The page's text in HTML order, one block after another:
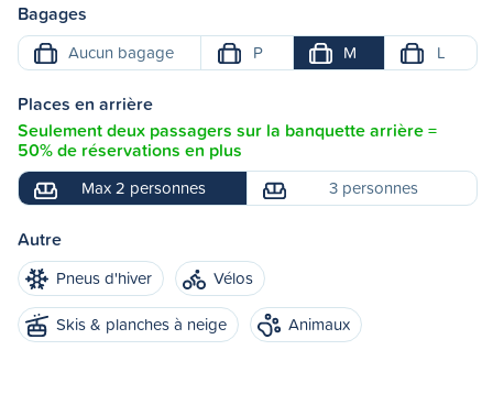
Bagages
Aucun bagage P M L
Places en arrière
Seulement deux passagers sur la banquette arrière =
50% de réservations en plus
Max 2 personnes 3 personnes
Autre
Pneus d'hiver
Vélos
Skis & planches à neige
Animaux